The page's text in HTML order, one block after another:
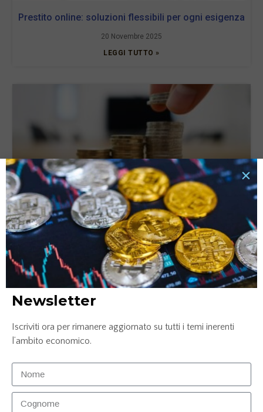
Prestito online: soluzioni flessibili per ogni esigenza
20 Novembre 2025
LEGGI TUTTO »
Tassi di interesse e rata del prestito: quali sono le
connessioni e cosa valutare?
6 Ottobre 2025
LEGGI TUTTO »
Newsletter
Iscriviti ora per rimanere aggiornato su tutti i temi inerenti
l’ambito economico.